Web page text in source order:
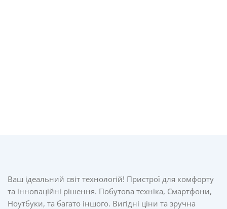
Ваш ідеальний світ технологій! Пристрої для комфорту
та інноваційні рішення. Побутова техніка, Смартфони,
Ноутбуки, та багато іншого. Вигідні ціни та зручна